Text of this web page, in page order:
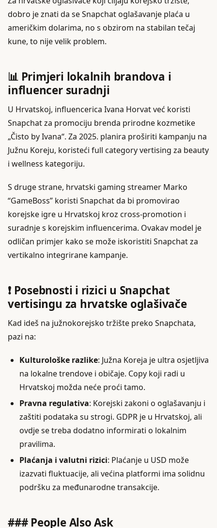
dobro je znati da se Snapchat oglašavanje plaća u
američkim dolarima, no s obzirom na stabilan tečaj
kune, to nije velik problem.
📊 Primjeri lokalnih brandova i
influencer suradnji
U Hrvatskoj, influencerica Ivana Horvat već koristi
Snapchat za promociju brenda prirodne kozmetike
„Čisto by Ivana“. Za 2025. planira proširiti kampanju na
Južnu Koreju, koristeći full category vertising za beauty
i wellness kategoriju.
S druge strane, hrvatski gaming streamer Marko
“GameBoss” koristi Snapchat da bi promovirao
korejske igre u Hrvatskoj kroz cross-promotion i
suradnje s korejskim influencerima. Ovakav model je
odličan primjer kako se može iskoristiti Snapchat za
vertikalno integrirane kampanje.
❗ Posebnosti i rizici u Snapchat
vertisingu za hrvatske oglašivače
Kad ideš na južnokorejsko tržište preko Snapchata,
pazi na:
Kulturološke razlike: Južna Koreja je ultra osjetljiva
na lokalne trendove i običaje. Copy koji radi u
Hrvatskoj možda neće proći tamo.
Pravna regulativa: Korejski zakoni o oglašavanju i
zaštiti podataka su strogi. GDPR je u Hrvatskoj, ali
ovdje se treba dodatno informirati o lokalnim
pravilima.
Plaćanja i valutni rizici: Plaćanje u USD može
izazvati fluktuacije, ali većina platformi ima solidnu
podršku za međunarodne transakcije.
### People Also Ask